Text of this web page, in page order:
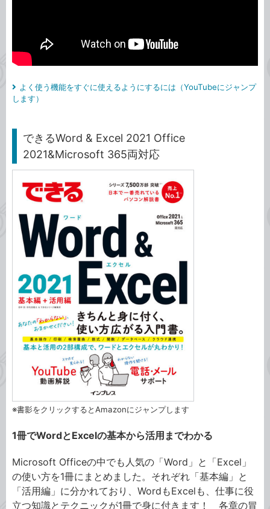
よく使う機能をすぐに使えるようにするには（YouTubeにジャンプ
します）
できるWord & Excel 2021 Office
2021&Microsoft 365両対応
※書影をクリックするとAmazonにジャンプします
1冊でWordとExcelの基本から活用までわかる
Microsoft Officeの中でも人気の「Word」と「Excel」
の使い方を1冊にまとめました。それぞれ「基本編」と
「活用編」に分かれており、WordもExcelも、仕事に役
立つ知識とテクニックが1冊で身に付きます！ 各章の冒